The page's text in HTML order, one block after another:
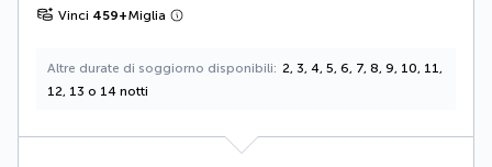
Vinci 459+Miglia
Altre durate di soggiorno disponibili
2, 3, 4, 5, 6, 7, 8, 9, 10, 11,
12, 13 o 14 notti